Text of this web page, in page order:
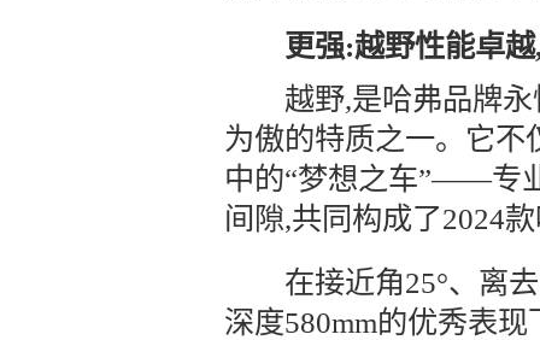
更强:越野性能卓
越野,是哈弗品牌永
为傲的特质之一。它不
中的“梦想之车”——专
间隙,共同构成了2024
在接近角25°、离去
深度580mm的优秀表